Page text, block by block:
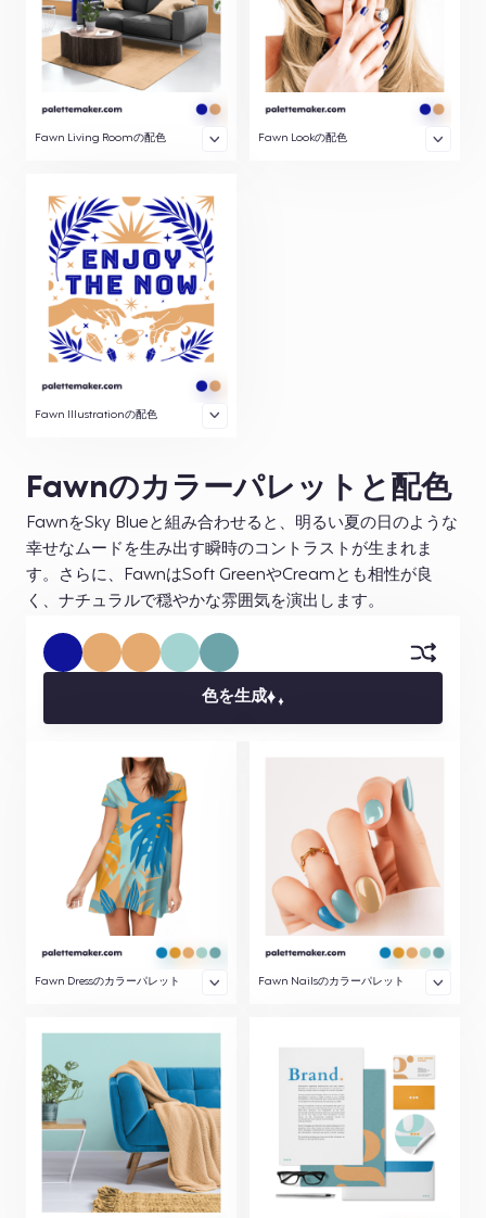
Fawn Living Roomの配色 Fawn Lookの配色
Fawn Illustrationの配色
Fawnのカラーパレットと配色
FawnをSky Blueと組み合わせると、明るい夏の日のような
幸せなムードを生み出す瞬時のコントラストが生まれま
す。さらに、FawnはSoft GreenやCreamとも相性が良
く、ナチュラルで穏やかな雰囲気を演出します。
色を生成
Fawn Dressのカラーパレット Fawn Nailsのカラーパレット